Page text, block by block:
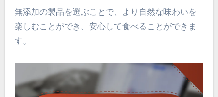
無添加の製品を選ぶことで、より自然な味わいを
楽しむことができ、安心して食べることができま
す。